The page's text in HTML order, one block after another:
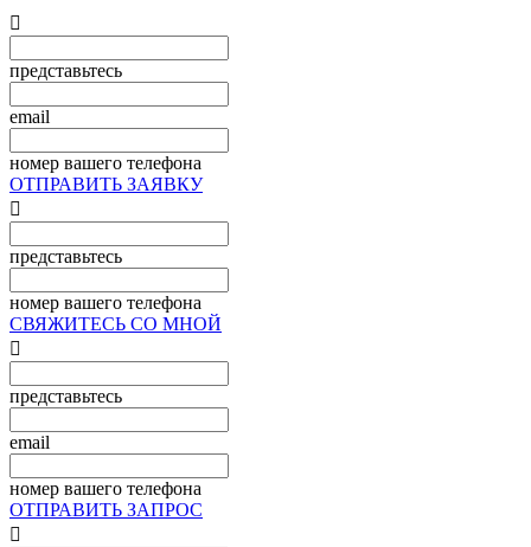

представьтесь
email
номер вашего телефона
ОТПРАВИТЬ ЗАЯВКУ

представьтесь
номер вашего телефона
СВЯЖИТЕСЬ СО МНОЙ

представьтесь
email
номер вашего телефона
ОТПРАВИТЬ ЗАПРОС
